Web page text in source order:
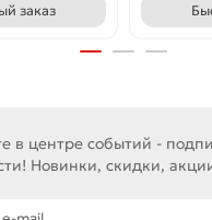
заказ
в центре событий -
Новинки, скидки,